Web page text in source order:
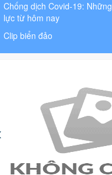
Chống dịch Covid-19:
lực từ hôm nay
Clip biển đảo